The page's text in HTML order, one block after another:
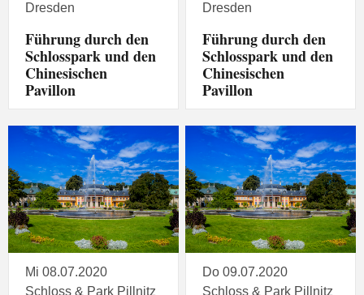
Dresden
Führung durch den
Schlosspark und den
Chinesischen
Pavillon
Dresden
Führung durch den
Schlosspark und den
Chinesischen
Pavillon
Mi 08.07.2020
Schloss & Park Pillnitz
Do 09.07.2020
Schloss & Park Pillnitz